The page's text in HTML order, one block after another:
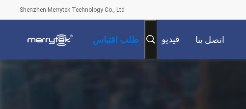
Shenzhen Merrytek Technology Co., Ltd.
اتصل بنا فيديو طلب اقتباس